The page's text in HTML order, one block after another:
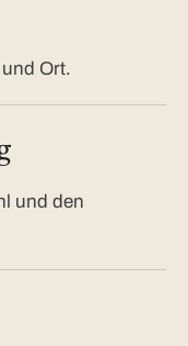
Ort.
und den